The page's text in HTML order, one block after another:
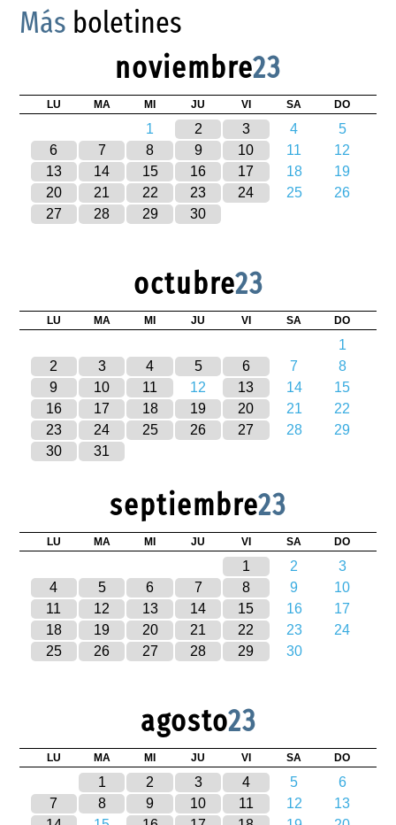
Más boletines
noviembre23
LU MA MI JU VI SA DO
1 2 3 4
5
6
7 8 9 10 11
12
13
14 15 16 17 18
19
20
21 22 23 24 25
26
27
28 29 30
octubre23
LU MA MI JU VI SA DO
1
2
3 4 5 6 7
8
9
10 11 12 13 14
15
16
17 18 19 20 21
22
23
24 25 26 27 28
29
30
31
septiembre23
LU MA MI JU VI SA DO
1 2
3
4
5 6 7 8 9
10
11
12 13 14 15 16
17
18
19 20 21 22 23
24
25
26 27 28 29 30
agosto23
LU MA MI JU VI SA DO
1 2 3 4 5
6
7
8 9 10 11 12
13